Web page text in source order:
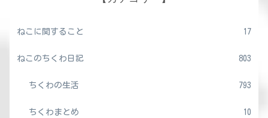
ねこに関すること 17
ねこのちくわ日記 803
ちくわの生活 793
ちくわまとめ 10